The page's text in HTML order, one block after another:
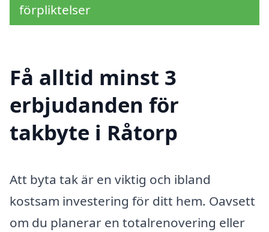
förpliktelser
Få alltid minst 3
erbjudanden för
takbyte i Råtorp
Att byta tak är en viktig och ibland
kostsam investering för ditt hem. Oavsett
om du planerar en totalrenovering eller